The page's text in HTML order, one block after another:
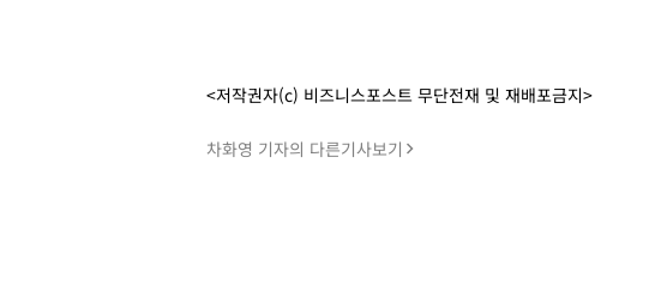
<저작권자(c) 비즈니스포스트 무단전재 및 재배포금지>
차화영 기자의 다른기사보기